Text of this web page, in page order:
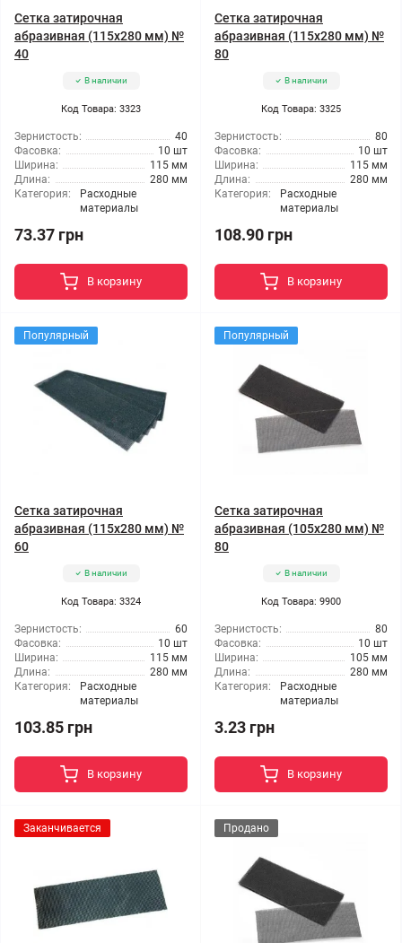
Сетка затирочная
абразивная (115x280 мм) №
40
В наличии
Код Товара: 3323
Зернистость:
40
Фасовка:
10 шт
Ширина:
115 мм
Длина:
280 мм
Категория:
Расходные
материалы
73.37 грн
В корзину
Сетка затирочная
абразивная (115x280 мм) №
80
В наличии
Код Товара: 3325
Зернистость:
80
Фасовка:
10 шт
Ширина:
115 мм
Длина:
280 мм
Категория:
Расходные
материалы
108.90 грн
В корзину
Популярный
Сетка затирочная
абразивная (115x280 мм) №
60
В наличии
Код Товара: 3324
Зернистость:
60
Фасовка:
10 шт
Ширина:
115 мм
Длина:
280 мм
Категория:
Расходные
материалы
103.85 грн
В корзину
Популярный
Сетка затирочная
абразивная (105x280 мм) №
80
В наличии
Код Товара: 9900
Зернистость:
80
Фасовка:
10 шт
Ширина:
105 мм
Длина:
280 мм
Категория:
Расходные
материалы
3.23 грн
В корзину
Заканчивается Продано